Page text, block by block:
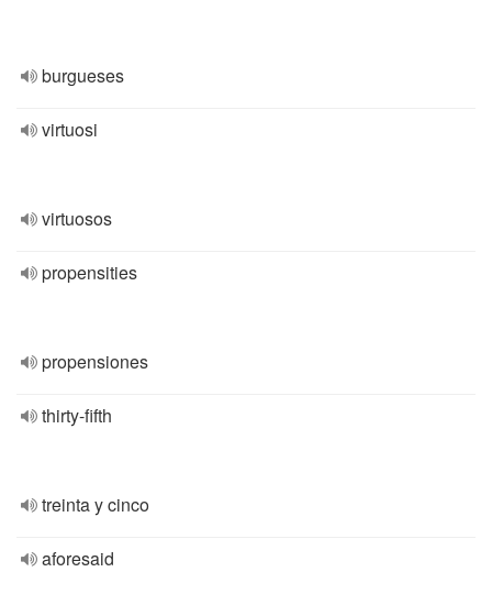
burgueses
virtuosi
virtuosos
propensities
propensiones
thirty-fifth
treinta y cinco
aforesaid